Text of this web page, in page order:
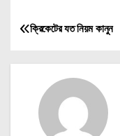
P
o
ক্রিকেটের যত নিয়ম কানুন